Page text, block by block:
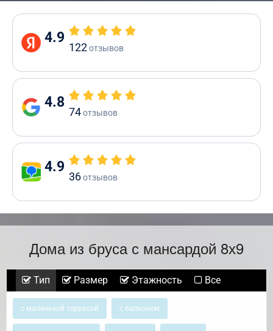
4.9
122отзывов
4.8
74отзывов
4.9
36отзывов
Дома из бруса с мансардой 8х9
Тип Размер Этажность Все
с маленькой террасой с балконом